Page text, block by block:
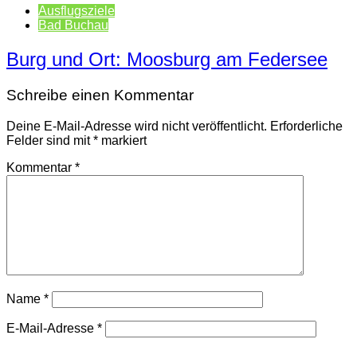
Ausflugsziele
Bad Buchau
Burg und Ort: Moosburg am Federsee
Schreibe einen Kommentar
Deine E-Mail-Adresse wird nicht veröffentlicht. Erforderliche
Felder sind mit* markiert
Kommentar *
Name *
E-Mail-Adresse *